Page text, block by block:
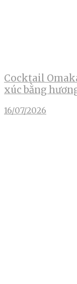
Cocktail
xúc bằng
16/07/2026